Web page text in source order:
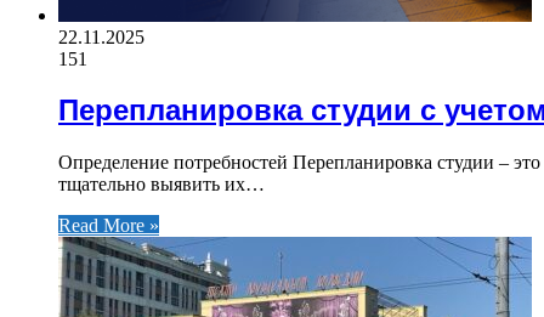
22.11.2025
151
Перепланировка студии с
Определение потребностей Перепланировка студии –
тщательно выявить их…
Read More »